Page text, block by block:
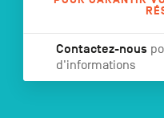
Contactez-nous
d'informations